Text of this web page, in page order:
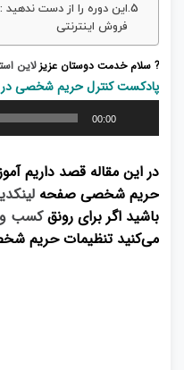
این دوره را از دست
فروش اینترنتی
? سلام خدمت دوستان عزیزلاین
پادکست کنترل حریم شخصی در
پخش‌کننده
صوت
00:00
در این مقاله قصد داریم
حریم شخصی صفحه
باشید اگر برای رونقکسب و
می‌کنید تنظیمات حریم